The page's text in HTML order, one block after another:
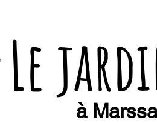
Le
à